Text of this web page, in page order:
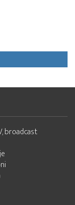
broadcast